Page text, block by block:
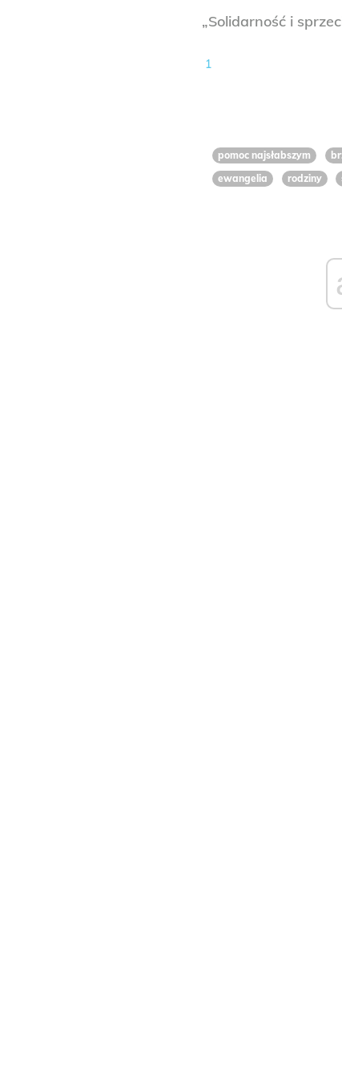
„Solidarność i
1
pomoc najsłabszym
ewangelia
rodziny